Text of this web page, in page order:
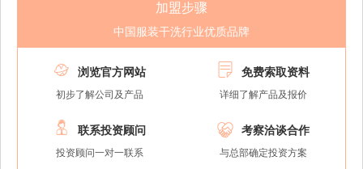
加盟步骤
中国服装干洗行业优质品牌
 浏览官方网站
初步了解公司及产品
 免费索取资料
详细了解产品及报价
 联系投资顾问
投资顾问一对一联系
 考察洽谈合作
与总部确定投资方案